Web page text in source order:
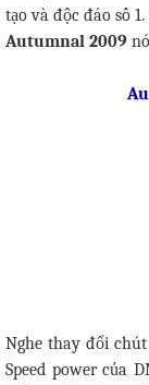
tạo và độc đáo số
Autumnal 2009
Nghe thay đổi
Speed power của